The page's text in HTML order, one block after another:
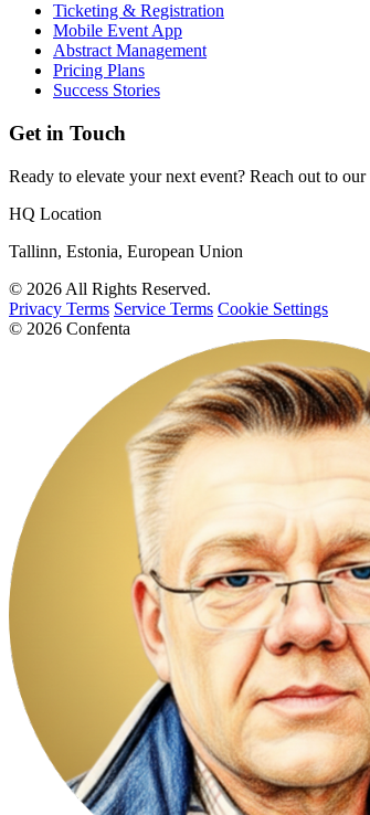
Ticketing & Registration
Mobile Event App
Abstract Management
Pricing Plans
Success Stories
Get in Touch
Ready to elevate your next event? Reach out to
HQ Location
Tallinn, Estonia, European Union
© 2026 All Rights Reserved.
Privacy Terms Service Terms Cookie Settings
© 2026 Confenta